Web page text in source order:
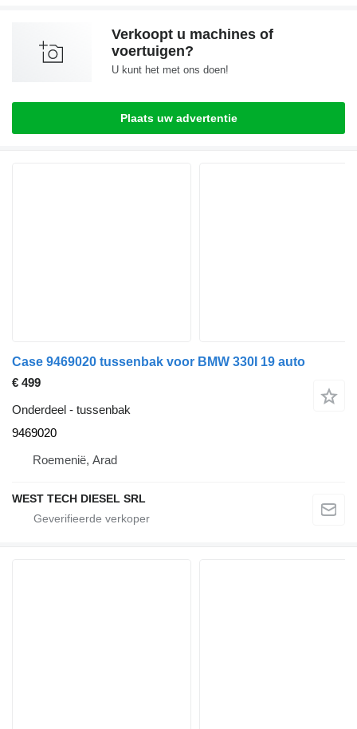
Verkoopt u machines of
voertuigen?
U kunt het met ons doen!
Plaats uw advertentie
Case 9469020 tussenbak voor BMW 330I 19 auto
€ 499
Onderdeel - tussenbak
9469020
Roemenië, Arad
WEST TECH DIESEL SRL